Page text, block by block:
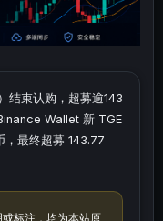
结束认购，超募逾143
Wallet 新 TGE
，最终超募 143.77
标注，均为本站原